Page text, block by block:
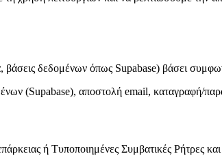
βάσεις δεδομένων όπως Supabase) βάσει
(Supabase), αποστολή email, καταγραφή/
ή Τυποποιημένες Συμβατικές Ρήτρες